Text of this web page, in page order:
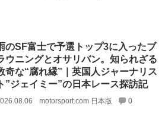
のSF富士で予選トップ3に入ったブ
ウニングとオサリバン。知られざる
奇な“腐れ縁”｜英国人ジャーナリス
ト”ジェイミー”の日本レース探訪記
motorsport.com 日本版 0